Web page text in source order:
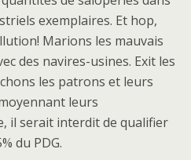
exemplaires. Et hop,
Marions les mauvais
des navires-usines. Exit les
les patrons et leurs
leurs
il serait interdit de qualifier
du PDG.